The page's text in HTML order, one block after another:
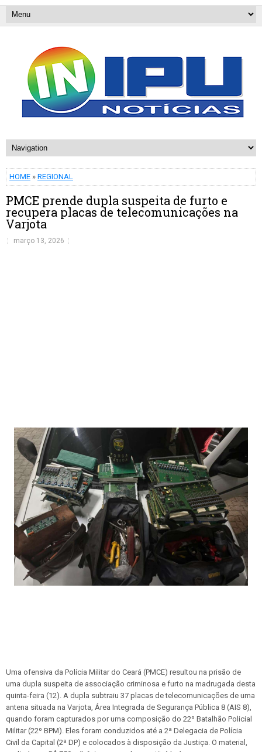
HOME » REGIONAL
PMCE prende dupla suspeita de furto e
recupera placas de telecomunicações na
Varjota
março 13, 2026
Uma ofensiva da Polícia Militar do Ceará (PMCE) resultou na prisão de
uma dupla suspeita de associação criminosa e furto na madrugada desta
quinta-feira (12). A dupla subtraiu 37 placas de telecomunicações de uma
antena situada na Varjota, Área Integrada de Segurança Pública 8 (AIS 8),
quando foram capturados por uma composição do 22º Batalhão Policial
Militar (22º BPM). Eles foram conduzidos até a 2ª Delegacia de Polícia
Civil da Capital (2ª DP) e colocados à disposição da Justiça. O material,